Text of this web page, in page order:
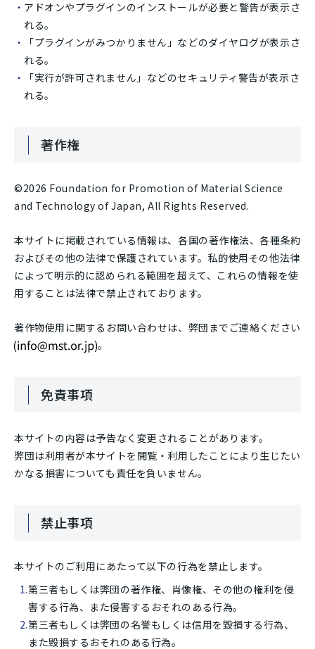
アドオンやプラグインのインストールが必要と警告が表示さ
れる。
「プラグインがみつかりません」などのダイヤログが表示さ
れる。
「実行が許可されません」などのセキュリティ警告が表示さ
れる。
著作権
©2026 Foundation for Promotion of Material Science
and Technology of Japan, All Rights Reserved.
本サイトに掲載されている情報は、各国の著作権法、各種条約
およびその他の法律で保護されています。私的使用その他法律
によって明示的に認められる範囲を超えて、これらの情報を使
用することは法律で禁止されております。
著作物使用に関するお問い合わせは、弊団までご連絡ください
。
免責事項
本サイトの内容は予告なく変更されることがあります。
弊団は利用者が本サイトを閲覧・利用したことにより生じたい
かなる損害についても責任を負いません。
禁止事項
本サイトのご利用にあたって以下の行為を禁止します。
第三者もしくは弊団の著作権、肖像権、その他の権利を侵
害する行為、また侵害するおそれのある行為。
第三者もしくは弊団の名誉もしくは信用を毀損する行為、
また毀損するおそれのある行為。